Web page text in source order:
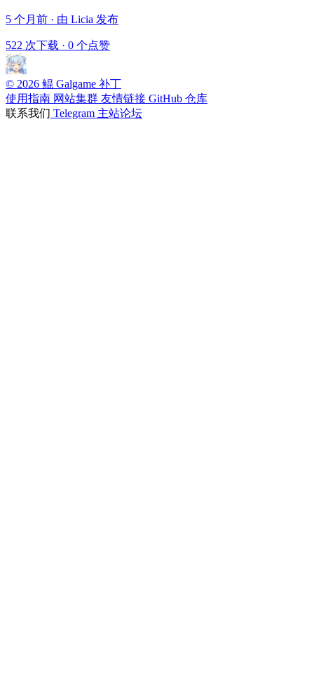
5 个月前 · 由 Licia 发布
522 次下载 · 0 个点赞
© 2026 鲲 Galgame 补丁
使用指南 网站集群 友情链接 GitHub 仓库
联系我们 Telegram 主站论坛